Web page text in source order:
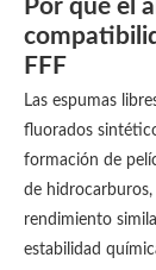
Por qué el
FFF
Las espumas
fluorados
formación de
de
rendimiento
estabilidad